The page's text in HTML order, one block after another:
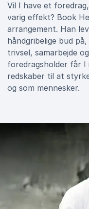
Vil I have et
varig effekt? Book
arrangement. Han
håndgribelige bud
trivsel, samarbejde
foredragsholder får I
redskaber til at
og som mennesker.